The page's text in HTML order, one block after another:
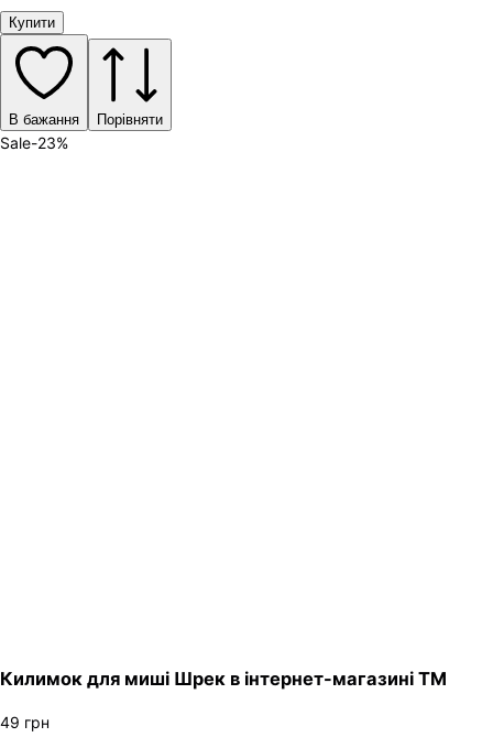
Купити
В бажання Порівняти
Sale-23%
Килимок для миші Шрек в інтернет-магазині ТМ
49 грн